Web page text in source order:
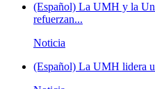
(Español) La UMH y la
refuerzan...
Noticia
(Español) La UMH lidera